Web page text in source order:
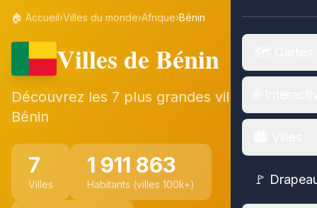
🚩
🏠 Accueil›Villes du monde›Afrique›Bénin
Villes de Bénin
Découvrez les 7 plus grandes villes de
Bénin
7
Villes
1 911 863
Habitants (villes 100k+)